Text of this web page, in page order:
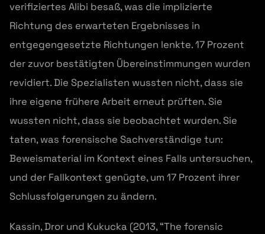
verifiziertes Alibi besaß, was die implizierte
Richtung des erwarteten Ergebnisses in
entgegengesetzte Richtungen lenkte. 17 Prozent
der zuvor bestätigten Übereinstimmungen wurden
revidiert. Die Spezialisten wussten nicht, dass sie
ihre eigene frühere Arbeit erneut prüften. Sie
wussten nicht, dass sie beobachtet wurden. Sie
taten, was forensische Sachverständige tun:
Beweismaterial im Kontext eines Falls untersuchen,
und der Fallkontext genügte, um 17 Prozent ihrer
Schlussfolgerungen zu ändern.
Kassin, Dror und Kukucka (2013, “The forensic